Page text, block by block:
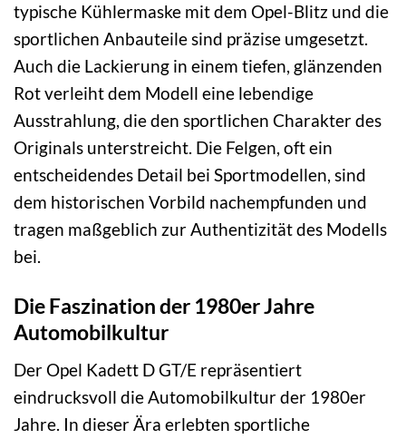
typische Kühlermaske mit dem Opel-Blitz und die
sportlichen Anbauteile sind präzise umgesetzt.
Auch die Lackierung in einem tiefen, glänzenden
Rot verleiht dem Modell eine lebendige
Ausstrahlung, die den sportlichen Charakter des
Originals unterstreicht. Die Felgen, oft ein
entscheidendes Detail bei Sportmodellen, sind
dem historischen Vorbild nachempfunden und
tragen maßgeblich zur Authentizität des Modells
bei.
Die Faszination der 1980er Jahre
Automobilkultur
Der Opel Kadett D GT/E repräsentiert
eindrucksvoll die Automobilkultur der 1980er
Jahre. In dieser Ära erlebten sportliche